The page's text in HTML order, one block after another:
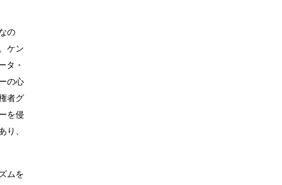
の
ケン
タ・
の心
者グ
を侵
り、
ムを